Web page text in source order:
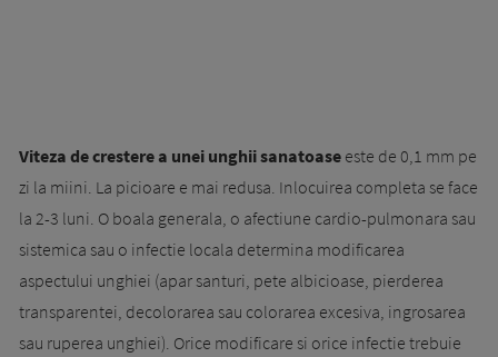
Viteza de crestere a unei unghii sanatoase este de 0,1 mm pe
zi la miini. La picioare e mai redusa. Inlocuirea completa se face
la 2-3 luni. O boala ge­nerala, o afectiune cardio-pulmonara sau
sistemica sau o infectie locala determina modificarea
aspectului unghiei (apar santuri, pete albicioase, pierderea
transparentei, decolorarea sau colorarea excesiva, ingrosarea
sau ruperea unghiei). Orice modificare si orice infectie trebuie